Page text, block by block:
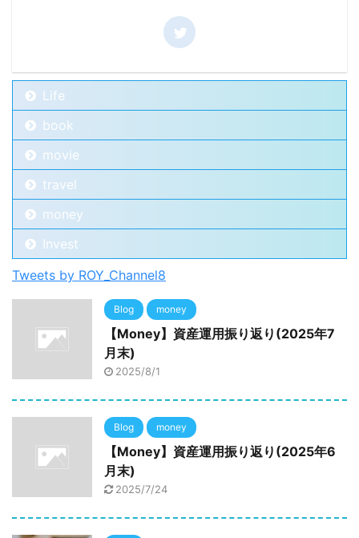
Life
book
movie
travel
money
Invest
Tweets by ROY_Channel8
Blog money
【Money】資産運用振り返り(2025年7
月末)
2025/8/1
Blog money
【Money】資産運用振り返り(2025年6
月末)
2025/7/24